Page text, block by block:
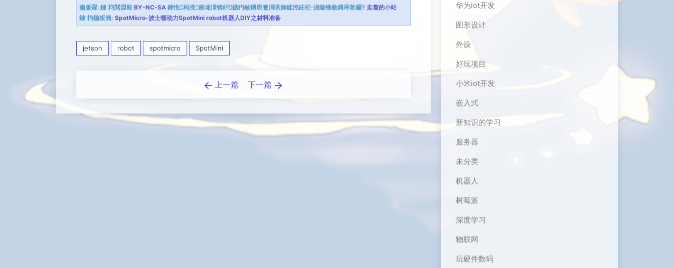
澹版槑: 鏈枃閲囩敤 BY-NC-SA 鍗忚杩涜鎺堟潈锛屽鏃犳敞鏄庡潎涓哄師鍒涳紝杞浇璇锋敞鏄庤浆鑷? 走着的小站
鏈枃鍦板潃: SpotMicro-波士顿动力SpotMini robot机器人DIY之材料准备
jetson robot spotmicro SpotMini
上一篇 下一篇
华为iot开发
图形设计
外设
好玩项目
小米iot开发
嵌入式
新知识的学习
服务器
未分类
机器人
树莓派
深度学习
物联网
玩硬件数码